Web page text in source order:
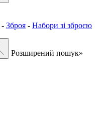
- Зброя - Набори зі зброєю
Розширений пошук»